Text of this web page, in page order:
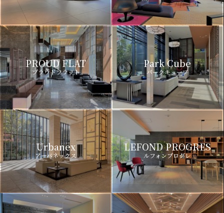
PROUD FLAT
プラウドフラット
Park Cube
パークキューブ
Urbanex
アーバネックス
LEFOND PROGRES
ルフォンプログレ